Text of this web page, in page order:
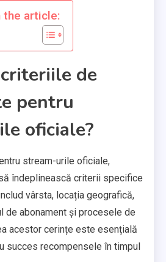
the article:
de
pentru
oficiale?
stream-urile oficiale,
îndeplinească criterii specifice
vârsta, locația geografică,
de abonament și procesele de
acestor cerințe este esențială
succes recompensele în timpul